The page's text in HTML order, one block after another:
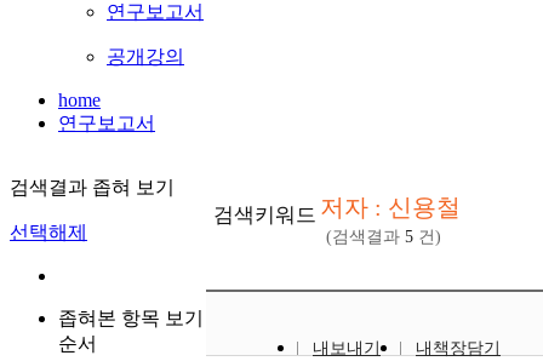
연구보고서
공개강의
home
연구보고서
검색결과 좁혀 보기
선택해제
좁혀본 항목 보기
순서
검색키워드 저자 : 신용철
(검색결과 5 건)
내보내기
내책장담기